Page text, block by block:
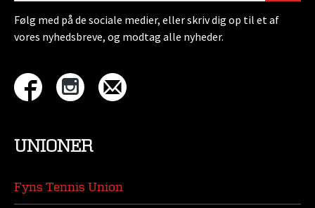
Følg med på de sociale medier, eller skriv dig op til et af
vores nyhedsbreve, og modtag alle nyheder.
UNIONER
Fyns Tennis Union